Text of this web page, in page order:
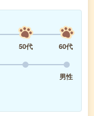
50代
60代
男性